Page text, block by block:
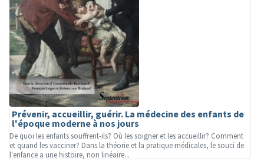
Prévenir, accueillir, guérir. La médecine des enfants de
l'époque moderne à nos jours
De quoi les enfants souffrent-ils? Où les soigner et les accueillir? Comment
et quand les vacciner? Dans la théorie et la pratique médicales, le souci de
l'enfance a une histoire, non linéaire...